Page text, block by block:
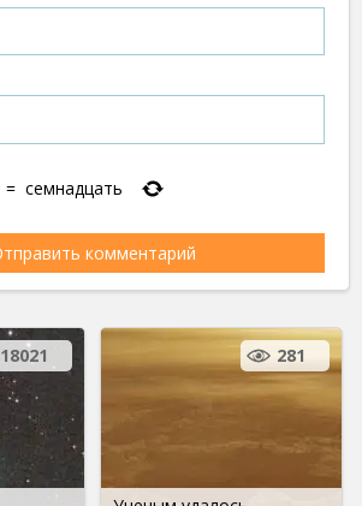
= семнадцать
18021 281